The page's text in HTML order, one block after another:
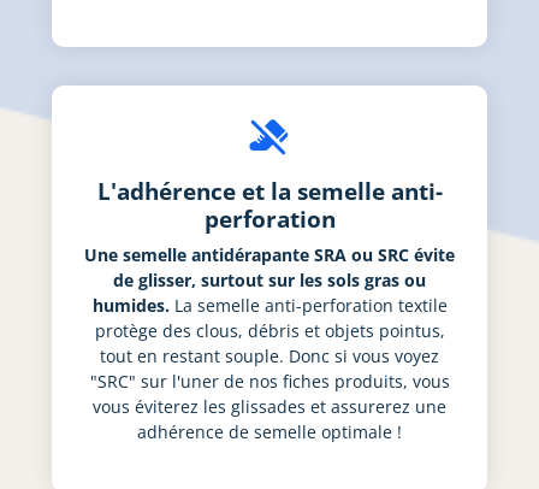
do_not_step
L'adhérence et la semelle anti-
perforation
Une semelle antidérapante SRA ou SRC évite
de glisser, surtout sur les sols gras ou
humides.La semelle anti-perforation textile
protège des clous, débris et objets pointus,
tout en restant souple. Donc si vous voyez
"SRC" sur l'uner de nos fiches produits, vous
vous éviterez les glissades et assurerez une
adhérence de semelle optimale !